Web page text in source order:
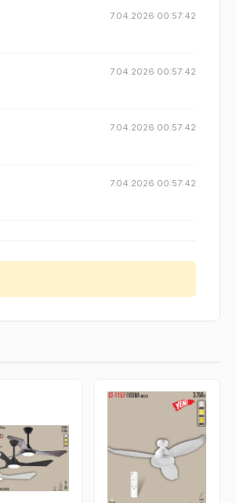
7.04.2026 00:57:42
7.04.2026 00:57:42
7.04.2026 00:57:42
7.04.2026 00:57:42